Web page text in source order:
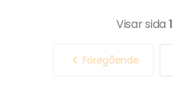
Visar sida 1
Föregående